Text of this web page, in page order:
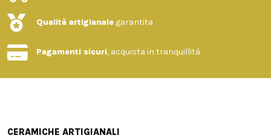
Qualità artigianale garantita
Pagamenti sicuri, acquista in tranquillità
CERAMICHE ARTIGIANALI